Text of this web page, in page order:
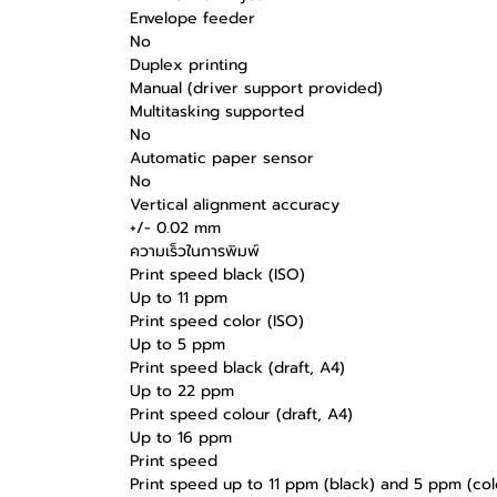
Envelope feeder
No
Duplex printing
Manual (driver support provided)
Multitasking supported
No
Automatic paper sensor
No
Vertical alignment accuracy
+/- 0.02 mm
ความเร็วในการพิมพ์
Print speed black (ISO)
Up to 11 ppm
Print speed color (ISO)
Up to 5 ppm
Print speed black (draft, A4)
Up to 22 ppm
Print speed colour (draft, A4)
Up to 16 ppm
Print speed
Print speed up to 11 ppm (black) and 5 ppm